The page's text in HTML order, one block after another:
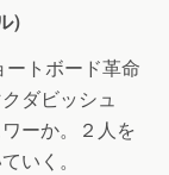
）
トボード革命
ダビッシュ
ーか。２人を
いく。